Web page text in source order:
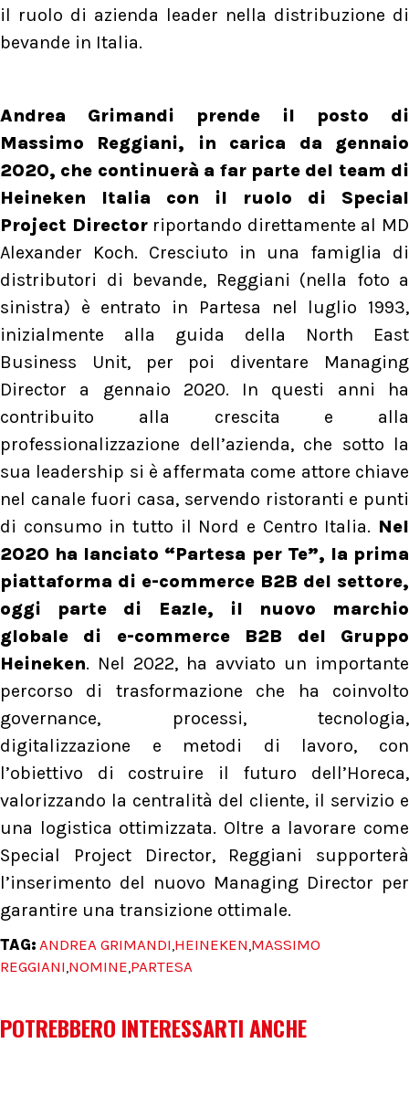
il ruolo di azienda leader nella distribuzione di
bevande in Italia.
Andrea Grimandi prende il posto di
Massimo Reggiani, in carica da gennaio
2020, che continuerà a far parte del team di
Heineken Italia con il ruolo di Special
Project Directorriportando direttamente al MD
Alexander Koch. Cresciuto in una famiglia di
distributori di bevande, Reggiani (nella foto a
sinistra) è entrato in Partesa nel luglio 1993,
inizialmente alla guida della North East
Business Unit, per poi diventare Managing
Director a gennaio 2020. In questi anni ha
contribuito alla crescita e alla
professionalizzazione dell’azienda, che sotto la
sua leadership si è affermata come attore chiave
nel canale fuori casa, servendo ristoranti e punti
di consumo in tutto il Nord e Centro Italia. Nel
2020 ha lanciato “Partesa per Te”, la prima
piattaforma di e-commerce B2B del settore,
oggi parte di Eazle, il nuovo marchio
globale di e-commerce B2B del Gruppo
Heineken. Nel 2022, ha avviato un importante
percorso di trasformazione che ha coinvolto
governance, processi, tecnologia,
digitalizzazione e metodi di lavoro, con
l’obiettivo di costruire il futuro dell’Horeca,
valorizzando la centralità del cliente, il servizio e
una logistica ottimizzata. Oltre a lavorare come
Special Project Director, Reggiani supporterà
l’inserimento del nuovo Managing Director per
garantire una transizione ottimale.
TAG: ANDREA GRIMANDI,HEINEKEN,MASSIMO
REGGIANI,NOMINE,PARTESA
POTREBBERO INTERESSARTI ANCHE